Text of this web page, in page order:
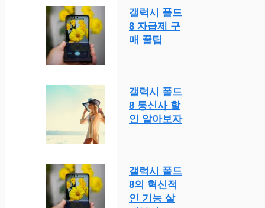
갤럭시 폴드
8 자급제 구
매 꿀팁
갤럭시 폴드
8 통신사 할
인 알아보자
갤럭시 폴드
8의 혁신적
인 기능 살